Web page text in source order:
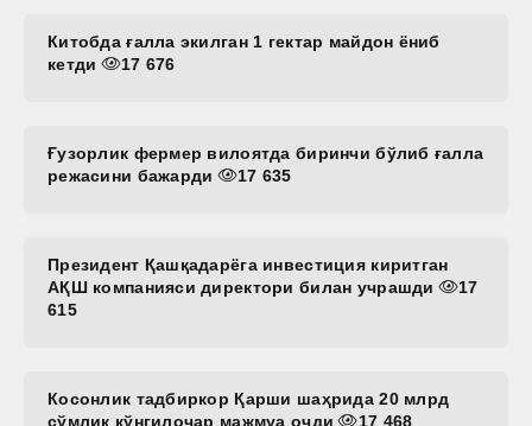
Китобда ғалла экилган 1 гектар майдон ёниб
кетди
17 676
Ғузорлик фермер вилоятда биринчи бўлиб ғалла
режасини бажарди
17 635
Президент Қашқадарёга инвестиция киритган
АҚШ компанияси директори билан учрашди
17
615
Косонлик тадбиркор Қарши шаҳрида 20 млрд
сўмлик кўнгилочар мажмуа очди
17 468